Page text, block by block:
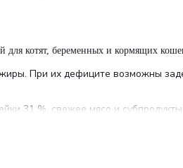
для котят, беременных и кормящих
При их дефиците возможны
31 %, свежее мясо и
животный белок
фруктоолигосахаридов),